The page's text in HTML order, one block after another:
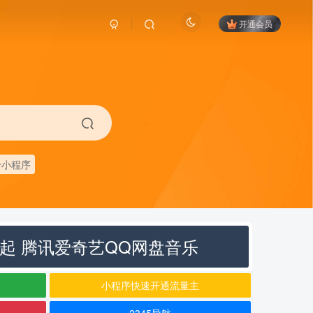
开通会员
程序
腾讯爱奇艺QQ网盘音乐
小程序快速开通流量主